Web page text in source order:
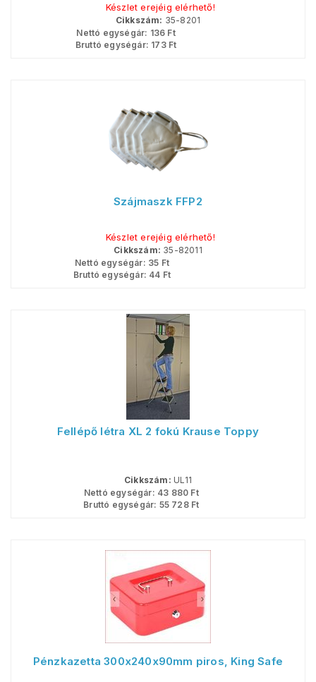
Készlet erejéig elérhető!
Cikkszám: 35-8201
Nettó egységár: 136 Ft
Bruttó egységár: 173Ft
Szájmaszk FFP2
Készlet erejéig elérhető!
Cikkszám: 35-82011
Nettó egységár: 35 Ft
Bruttó egységár: 44 Ft
Fellépő létra XL 2 fokú Krause Toppy
Cikkszám: UL11
Nettó egységár: 43 880 Ft
Bruttó egységár: 55 728Ft
Pénzkazetta 300x240x90mm piros, King Safe